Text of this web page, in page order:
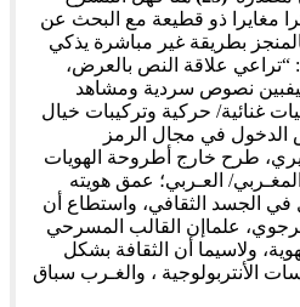
مغايرا ذو قطيعة مع البحث عن
بطريقة غير مباشرة يذكي
علاقة النص بالعرض،
نصوص سردية ومشاهد
غنائية/ حركية وتركيبات خيال
في مجال الرمز
طرح خارج أطروحة الهويات
العـربي؛ عمق هويته
في الجسد الثقافي، واستطاع أن
علماإن القالب المسرحي
ولاسيما أن الثقافة بشكل
الأنتربولوجية ، والغـرب سباق